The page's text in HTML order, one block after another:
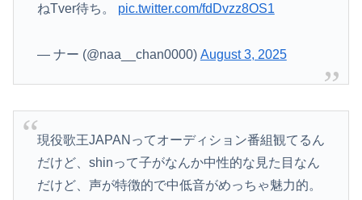
ねTver待ち。 pic.twitter.com/fdDvzz8OS1
— ナー (@naa__chan0000) August 3, 2025
現役歌王JAPANってオーディション番組観てるん
だけど、shinって子がなんか中性的な見た目なん
だけど、声が特徴的で中低音がめっちゃ魅力的。